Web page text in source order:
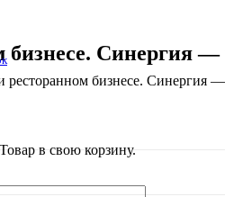
Товар в свою корзину.
Синергия —
бизнесе. Синергия —